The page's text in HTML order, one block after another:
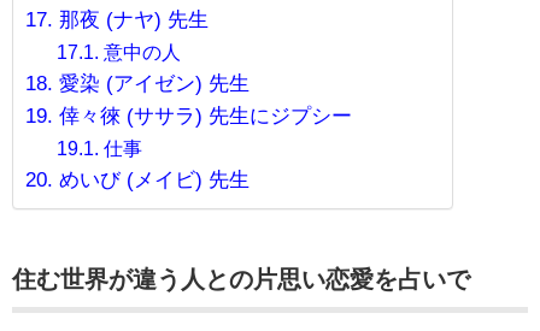
那夜 (ナヤ) 先生
意中の人
愛染 (アイゼン) 先生
倖々徠 (ササラ) 先生にジプシー
仕事
めいび (メイビ) 先生
住む世界が違う人との片思い恋愛を占いで